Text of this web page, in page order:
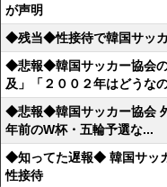
が声明
◆残当◆性接待で韓国サッ
◆悲報◆韓国サッカー協会
及」「２００２年はどうなの
◆悲報◆韓国サッカー協会
年前のW杯・五輪予選な...
◆知ってた遅報◆ 韓国サッ
性接待